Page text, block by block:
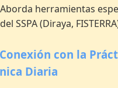
el
uso
de
Aborda herramientas
del SSPA (Diraya,
con la
Diaria